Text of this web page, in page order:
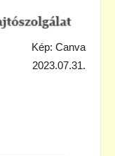
Kép: Canva
2023.07.31.